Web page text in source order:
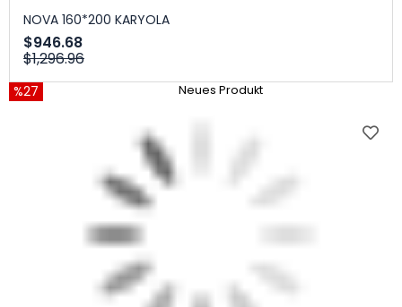
NOVA 160*200 KARYOLA
$946.68
$1,296.96
%27 Neues Produkt